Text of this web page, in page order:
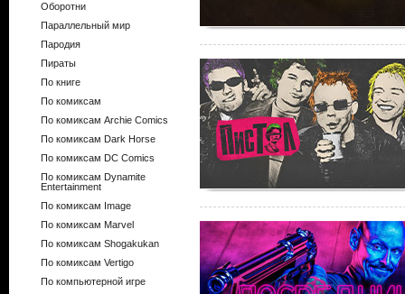
Оборотни
Параллельный мир
Пародия
Пираты
По книге
По комиксам
По комиксам Archie Comics
По комиксам Dark Horse
По комиксам DC Comics
По комиксам Dynamite
Entertainment
По комиксам Image
По комиксам Marvel
По комиксам Shogakukan
По комиксам Vertigo
По компьютерной игре